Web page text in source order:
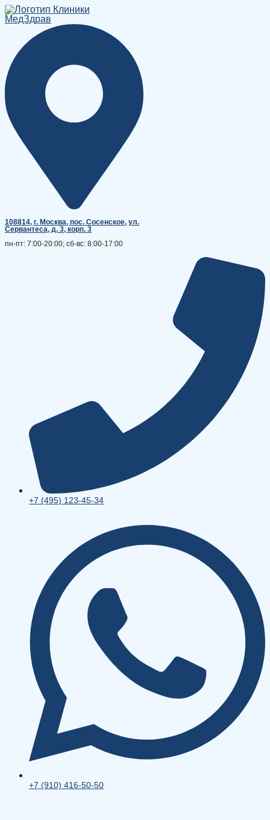
Перейти
к
содержимому
108814, г. Москва, поc. Сосенское, ул.
Сервантеса, д. 3, корп. 3
пн-пт: 7:00-20:00; сб-вс: 8:00-17:00
+7 (495) 123-45-34
+7 (910) 416-50-50